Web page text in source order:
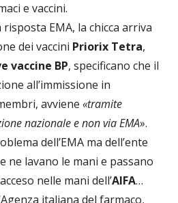
e vaccini.
EMA, la chicca arriva
dei vaccini Priorix Tetra,
vaccine BP, specificano che il
all’immissione in
avviene «tramite
nazionale e non via EMA».
dell’EMA ma dell’ente
ne lavano le mani e passano
nelle mani dell’AIFA…
italiana del farmaco,